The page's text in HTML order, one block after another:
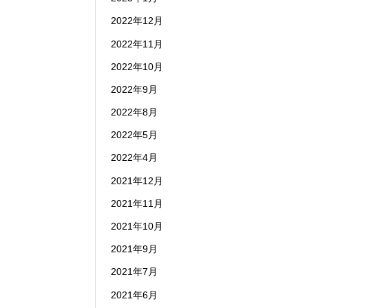
2022年12月
2022年11月
2022年10月
2022年9月
2022年8月
2022年5月
2022年4月
2021年12月
2021年11月
2021年10月
2021年9月
2021年7月
2021年6月